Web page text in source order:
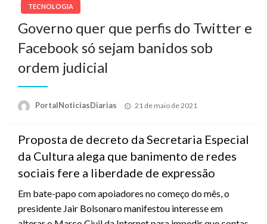
TECNOLOGIA
Governo quer que perfis do Twitter e
Facebook só sejam banidos sob
ordem judicial
PortalNoticiasDiarias
Posted
21 de maio de 2021
Proposta de decreto da Secretaria Especial
da Cultura alega que banimento de redes
sociais fere a liberdade de expressão
Em bate-papo com apoiadores no começo do mês, o
presidente Jair Bolsonaro manifestou interesse em